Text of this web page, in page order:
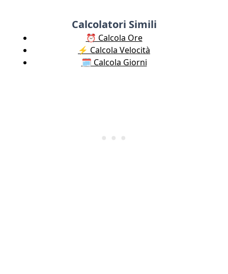
Calcolatori Simili
⏰ Calcola Ore
⚡️ Calcola Velocità
🗓️ Calcola Giorni